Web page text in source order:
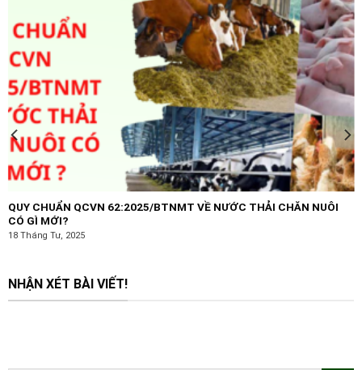
QUY CHUẨN QCVN 62:2025/BTNMT VỀ NƯỚC THẢI CHĂN NUÔI
CÓ GÌ MỚI?
18 Tháng Tư, 2025
NHẬN XÉT BÀI VIẾT!